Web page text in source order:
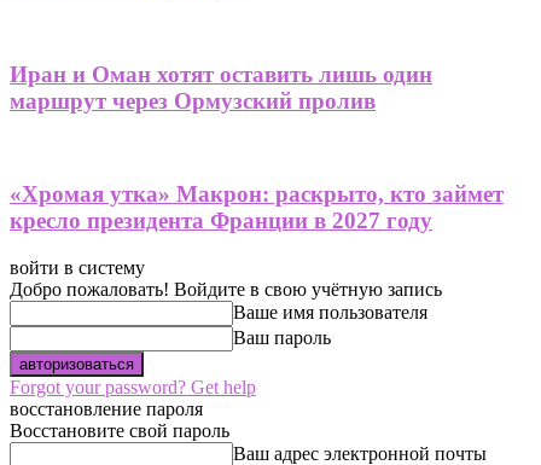
Иран и Оман хотят оставить лишь один
маршрут через Ормузский пролив
«Хромая утка» Макрон: раскрыто, кто займет
кресло президента Франции в 2027 году
войти в систему
Добро пожаловать! Войдите в свою учётную запись
Ваше имя пользователя
Ваш пароль
Forgot your password? Get help
восстановление пароля
Восстановите свой пароль
Ваш адрес электронной почты